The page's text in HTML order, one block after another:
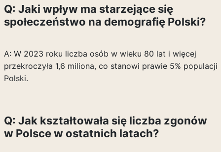
Q: Jaki wpływ ma starzejące się
społeczeństwo na demografię Polski?
A: W 2023 roku liczba osób w wieku 80 lat i więcej
przekroczyła 1,6 miliona, co stanowi prawie 5% populacji
Polski.
Q: Jak kształtowała się liczba zgonów
w Polsce w ostatnich latach?